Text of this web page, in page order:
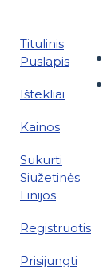
Titulinis
Puslapis
Ištekliai
Kainos
Sukurti
Siužetinės
Linijos
Registruotis
Prisijungti